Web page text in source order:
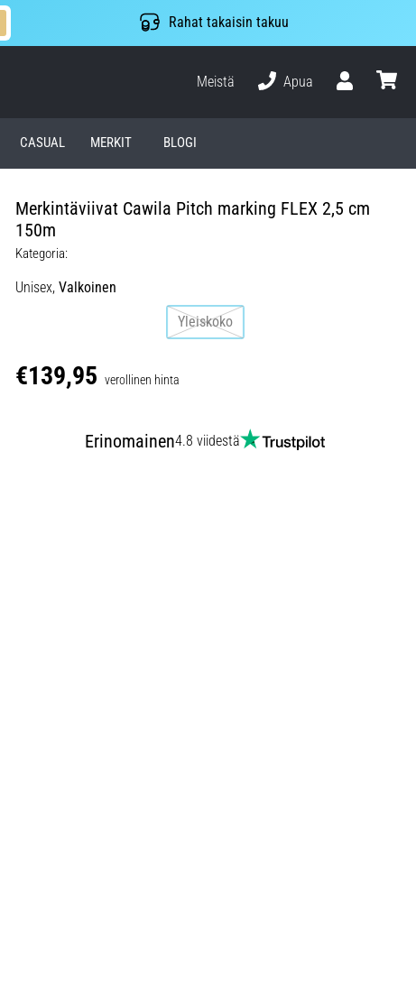
Rahat takaisin takuu
Meistä
Apua
CASUAL MERKIT BLOGI
Merkintäviivat Cawila Pitch marking FLEX 2,5 cm
150m
Kategoria:
Unisex, Valkoinen
Yleiskoko
€139,95 verollinen hinta
Erinomainen4.8 viidestä